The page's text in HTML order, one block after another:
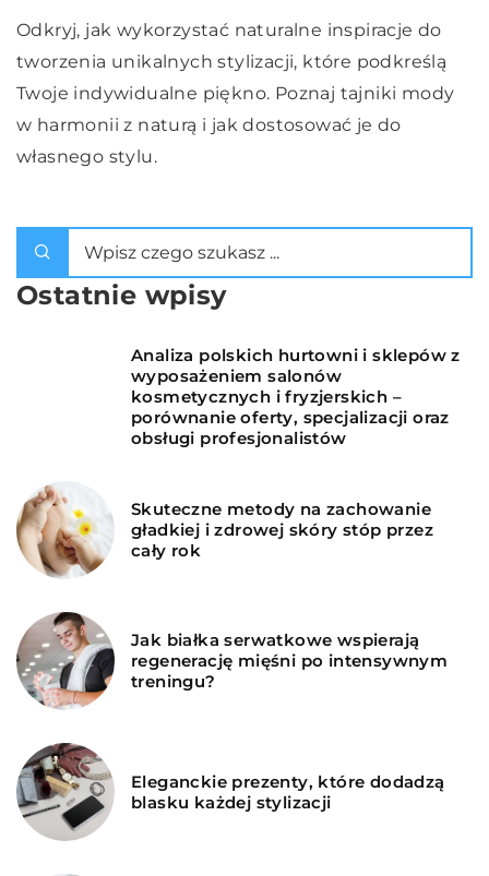
Odkryj, jak wykorzystać naturalne inspiracje do
tworzenia unikalnych stylizacji, które podkreślą
Twoje indywidualne piękno. Poznaj tajniki mody
w harmonii z naturą i jak dostosować je do
własnego stylu.
Ostatnie wpisy
Analiza polskich hurtowni i sklepów z
wyposażeniem salonów
kosmetycznych i fryzjerskich –
porównanie oferty, specjalizacji oraz
obsługi profesjonalistów
Skuteczne metody na zachowanie
gładkiej i zdrowej skóry stóp przez
cały rok
Jak białka serwatkowe wspierają
regenerację mięśni po intensywnym
treningu?
Eleganckie prezenty, które dodadzą
blasku każdej stylizacji